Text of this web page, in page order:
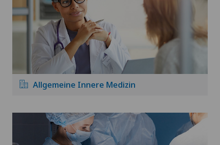
Allgemeine Innere Medizin